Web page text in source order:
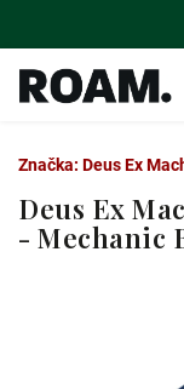
Deus Ex
- Mechanic
Značka: Deus Ex